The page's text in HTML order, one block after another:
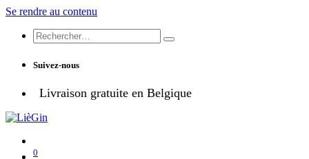
Se rendre au contenu
Suivez-nous
Livraison gratuite en Belgique
0